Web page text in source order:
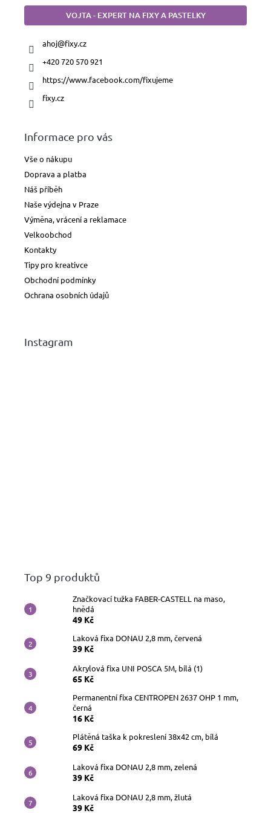
VOJTA - EXPERT NA FIXY A PASTELKY
ahoj@fixy.cz
+420 720 570 921
https://www.facebook.com/fixujeme
fixy.cz
Informace pro vás
Vše o nákupu
Doprava a platba
Náš příběh
Naše výdejna v Praze
Výměna, vrácení a reklamace
Velkoobchod
Kontakty
Tipy pro kreativce
Obchodní podmínky
Ochrana osobních údajů
Instagram
Top 9 produktů
Značkovací tužka FABER-CASTELL na maso,
hnědá
49 Kč
Laková fixa DONAU 2,8 mm, červená
39 Kč
Akrylová fixa UNI POSCA 5M, bílá (1)
65 Kč
Permanentní fixa CENTROPEN 2637 OHP 1 mm,
černá
16 Kč
Plátěná taška k pokreslení 38x42 cm, bílá
69 Kč
Laková fixa DONAU 2,8 mm, zelená
39 Kč
Laková fixa DONAU 2,8 mm, žlutá
39 Kč